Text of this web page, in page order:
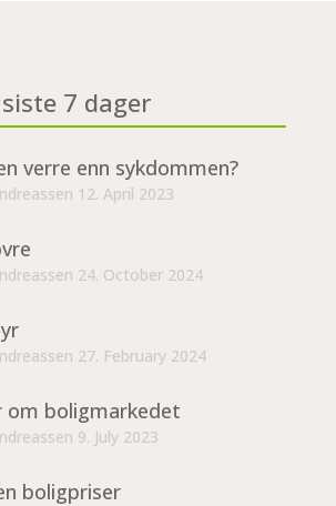
7 dager
verre enn sykdommen?
12. April 2023
24. October 2024
27. February 2024
om boligmarkedet
9. July 2023
boligpriser